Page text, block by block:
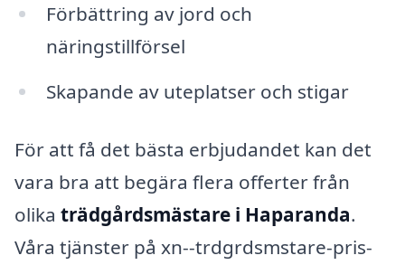
Förbättring av jord och
näringstillförsel
Skapande av uteplatser och stigar
För att få det bästa erbjudandet kan det
vara bra att begära flera offerter från
olika trädgårdsmästare i Haparanda.
Våra tjänster på xn--trdgrdsmstare-pris-